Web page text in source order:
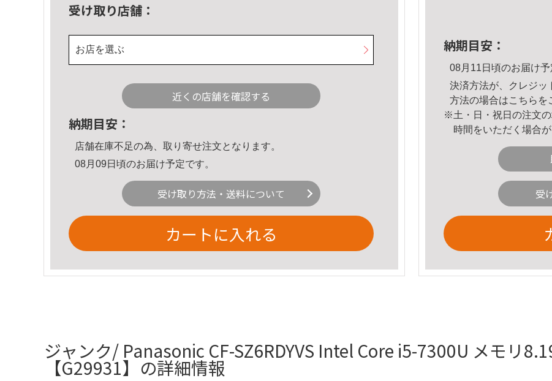
受け取り店舗：
お店を選ぶ
近くの店舗を確認する
納期目安：
店舗在庫不足の為、取り寄せ注文となります。
08月09日頃のお届け予定です。
受け取り方法・送料について
カートに入れる
納期目安：
08月11日頃のお届け予
決済方法が、クレジッ
方法の場合はこちら を
※土・日・祝日の注文
時間をいただく場合が
受
ジャンク/ Panasonic CF-SZ6RDYVS Intel Core i5-7300U メモリ
【G29931】の詳細情報